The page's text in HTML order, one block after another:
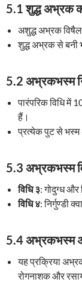
5.1 शुद्ध अभ्रक
अशुद्ध अभ्रक
शुद्ध अभ्रक से बनी
5.2 अभ्रकभस्म
पारंपरिक विधि में
हैं।
प्रत्येक पुट से भस्म
5.3 अभ्रकभस्म
विधि ३: गोदुग्ध
विधि ४: निर्गुण्डी
5.4 अभ्रकभस्म
यह प्रक्रिया
रोगनाशक और